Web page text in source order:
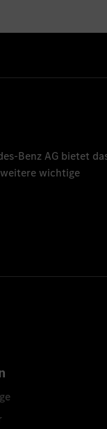
Benz AG bietet
wichtige